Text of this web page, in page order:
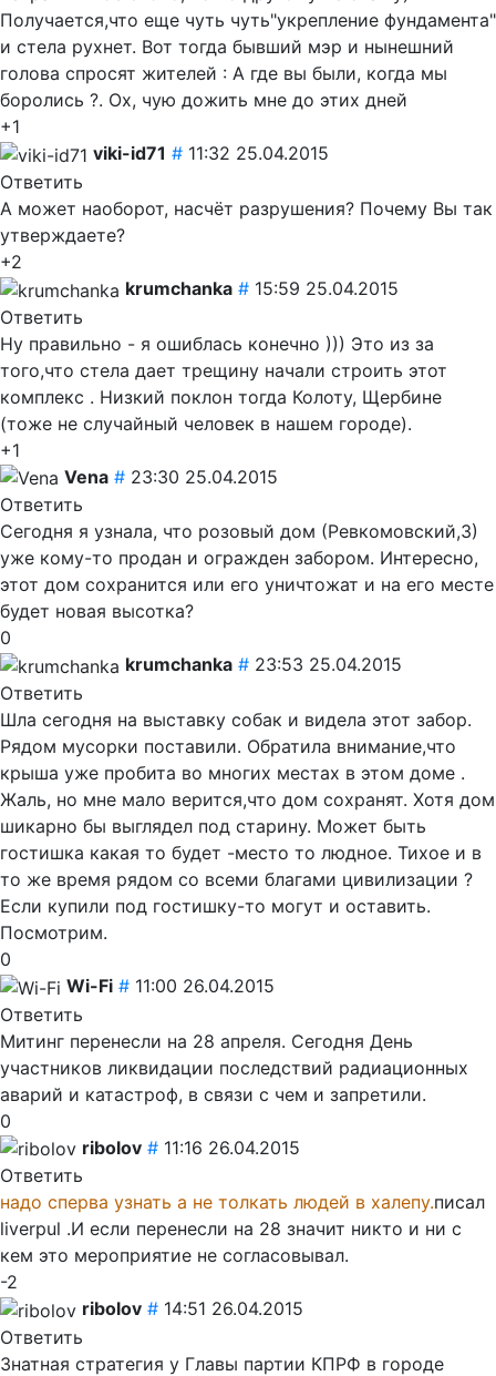
Получается,что еще чуть чуть"укрепление фундамента"
и стела рухнет. Вот тогда бывший мэр и нынешний
голова спросят жителей : А где вы были, когда мы
боролись ?. Ох, чую дожить мне до этих дней
+1
viki-id71 # 11:32 25.04.2015
Ответить
А может наоборот, насчёт разрушения? Почему Вы так
утверждаете?
+2
krumchanka # 15:59 25.04.2015
Ответить
Ну правильно - я ошиблась конечно ))) Это из за
того,что стела дает трещину начали строить этот
комплекс . Низкий поклон тогда Колоту, Щербине
(тоже не случайный человек в нашем городе).
+1
Vena # 23:30 25.04.2015
Ответить
Сегодня я узнала, что розовый дом (Ревкомовский,3)
уже кому-то продан и огражден забором. Интересно,
этот дом сохранится или его уничтожат и на его месте
будет новая высотка?
0
krumchanka # 23:53 25.04.2015
Ответить
Шла сегодня на выставку собак и видела этот забор.
Рядом мусорки поставили. Обратила внимание,что
крыша уже пробита во многих местах в этом доме .
Жаль, но мне мало верится,что дом сохранят. Хотя дом
шикарно бы выглядел под старину. Может быть
гостишка какая то будет -место то людное. Тихое и в
то же время рядом со всеми благами цивилизации ?
Если купили под гостишку-то могут и оставить.
Посмотрим.
0
Wi-Fi # 11:00 26.04.2015
Ответить
Митинг перенесли на 28 апреля. Сегодня День
участников ликвидации последствий радиационных
аварий и катастроф, в связи с чем и запретили.
0
ribolov # 11:16 26.04.2015
Ответить
надо сперва узнать а не толкать людей в халепу.писал
liverpul .И если перенесли на 28 значит никто и ни с
кем это мероприятие не согласовывал.
-2
ribolov # 14:51 26.04.2015
Ответить
Знатная стратегия у Главы партии КПРФ в городе